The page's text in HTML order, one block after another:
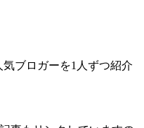
ブロガーを1人ずつ紹介